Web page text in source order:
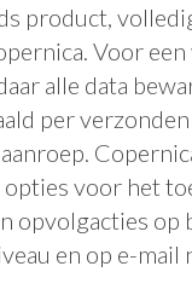
product,
Voor
alle data
per
voor het
opvolgacties op
en op e-mail